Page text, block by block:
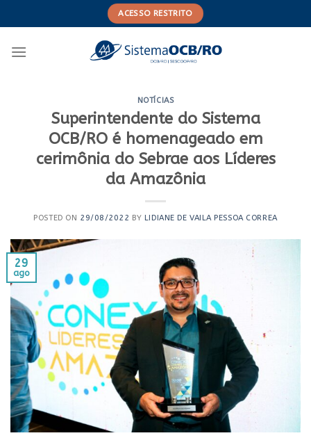
to
ACESSO RESTRITO
NOTÍCIAS
Superintendente do Sistema
OCB/RO é homenageado em
cerimônia do Sebrae aos Líderes
da Amazônia
POSTED ON 29/08/2022 BY LIDIANE DE VAILA PESSOA CORREA
29
ago